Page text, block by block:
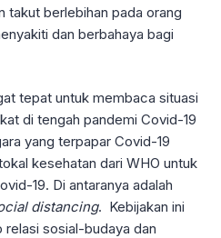
takut berlebihan pada orang
dan berbahaya bagi
tepat untuk membaca situasi
di tengah pandemi Covid-19
yang terpapar Covid-19
kesehatan dari WHO untuk
19. Di antaranya adalah
distancing. Kebijakan ini
sosial-budaya dan